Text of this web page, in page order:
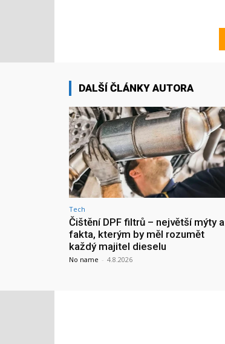
DALŠÍ ČLÁNKY AUTORA
Tech
Čištění DPF filtrů – největší mýty a
fakta, kterým by měl rozumět
každý majitel dieselu
No name - 4.8.2026